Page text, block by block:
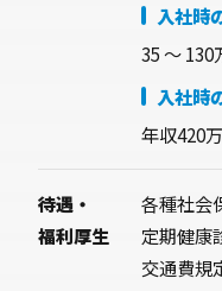
入社時
35 〜 130
入社時
年収420
待遇・
福利厚生
各種社会
定期健康
交通費規